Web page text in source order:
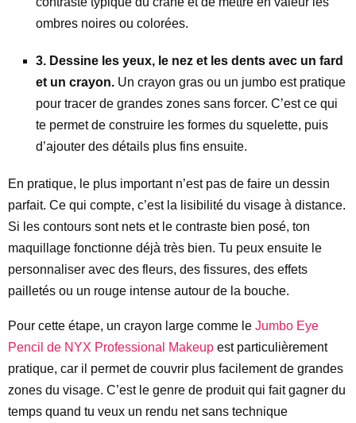
ombres noires ou colorées.
3. Dessine les yeux, le nez et les dents avec un fard
et un crayon. Un crayon gras ou un jumbo est pratique
pour tracer de grandes zones sans forcer. C’est ce qui
te permet de construire les formes du squelette, puis
d’ajouter des détails plus fins ensuite.
En pratique, le plus important n’est pas de faire un dessin
parfait. Ce qui compte, c’est la lisibilité du visage à distance.
Si les contours sont nets et le contraste bien posé, ton
maquillage fonctionne déjà très bien. Tu peux ensuite le
personnaliser avec des fleurs, des fissures, des effets
pailletés ou un rouge intense autour de la bouche.
Pour cette étape, un crayon large comme le Jumbo Eye
Pencil de NYX Professional Makeup est particulièrement
pratique, car il permet de couvrir plus facilement de grandes
zones du visage. C’est le genre de produit qui fait gagner du
temps quand tu veux un rendu net sans technique